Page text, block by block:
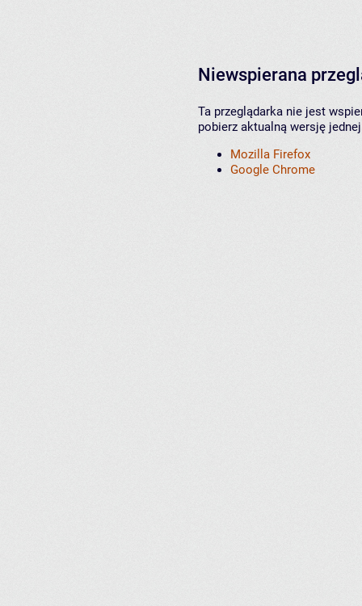
Niewspierana
Ta przeglądarka nie jest
pobierz aktualną wersję
Mozilla Firefox
Google Chrome